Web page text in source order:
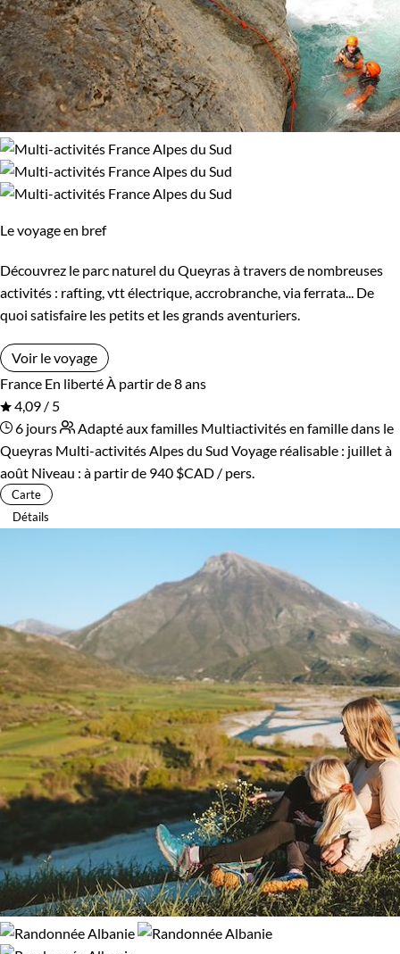
Le voyage en bref
Découvrez le parc naturel du Queyras à travers de nombreuses
activités : rafting, vtt électrique, accrobranche, via ferrata... De
quoi satisfaire les petits et les grands aventuriers.
Voir le voyage
France En libertéÀ partir de 8 ans
4,09 / 5
6 jours
Adapté aux familles Multiactivités en famille dans le
Queyras Multi-activités Alpes du Sud Voyage réalisable : juillet à
août Niveau : à partir de 940 $CAD / pers.
Carte
Détails